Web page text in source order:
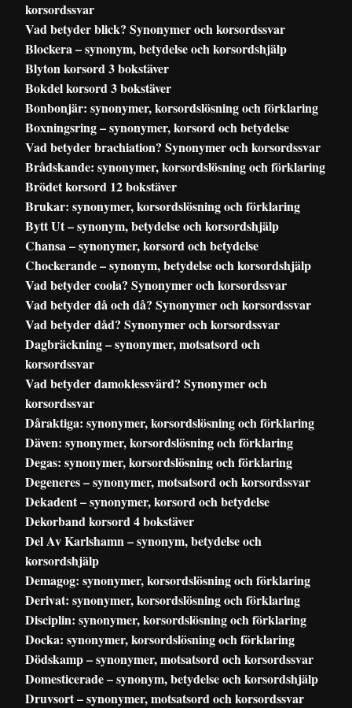
korsordssvar
Vad betyder blick? Synonymer och korsordssvar
Blockera – synonym, betydelse och korsordshjälp
Blyton korsord 3 bokstäver
Bokdel korsord 3 bokstäver
Bonbonjär: synonymer, korsordslösning och förklaring
Boxningsring – synonymer, korsord och betydelse
Vad betyder brachiation? Synonymer och korsordssvar
Brådskande: synonymer, korsordslösning och förklaring
Brödet korsord 12 bokstäver
Brukar: synonymer, korsordslösning och förklaring
Bytt Ut – synonym, betydelse och korsordshjälp
Chansa – synonymer, korsord och betydelse
Chockerande – synonym, betydelse och korsordshjälp
Vad betyder coola? Synonymer och korsordssvar
Vad betyder då och då? Synonymer och korsordssvar
Vad betyder dåd? Synonymer och korsordssvar
Dagbräckning – synonymer, motsatsord och
korsordssvar
Vad betyder damoklessvärd? Synonymer och
korsordssvar
Dåraktiga: synonymer, korsordslösning och förklaring
Däven: synonymer, korsordslösning och förklaring
Degas: synonymer, korsordslösning och förklaring
Degeneres – synonymer, motsatsord och korsordssvar
Dekadent – synonymer, korsord och betydelse
Dekorband korsord 4 bokstäver
Del Av Karlshamn – synonym, betydelse och
korsordshjälp
Demagog: synonymer, korsordslösning och förklaring
Derivat: synonymer, korsordslösning och förklaring
Disciplin: synonymer, korsordslösning och förklaring
Docka: synonymer, korsordslösning och förklaring
Dödskamp – synonymer, motsatsord och korsordssvar
Domesticerade – synonym, betydelse och korsordshjälp
Druvsort – synonymer, motsatsord och korsordssvar